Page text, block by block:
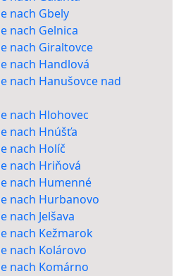
nach Gbely
nach Gelnica
nach Giraltovce
nach Handlová
nach Hanušovce nad
nach Hlohovec
nach Hnúšťa
nach Holíč
nach Hriňová
nach Humenné
nach Hurbanovo
nach Jelšava
nach Kežmarok
nach Kolárovo
nach Komárno